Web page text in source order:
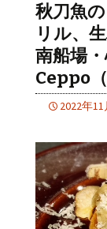
秋刀魚
リル、
南船場
Ceppo
2022年11